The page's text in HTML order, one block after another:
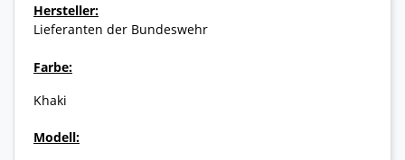
Hersteller:
Lieferanten der Bundeswehr
Farbe:
Khaki
Modell: